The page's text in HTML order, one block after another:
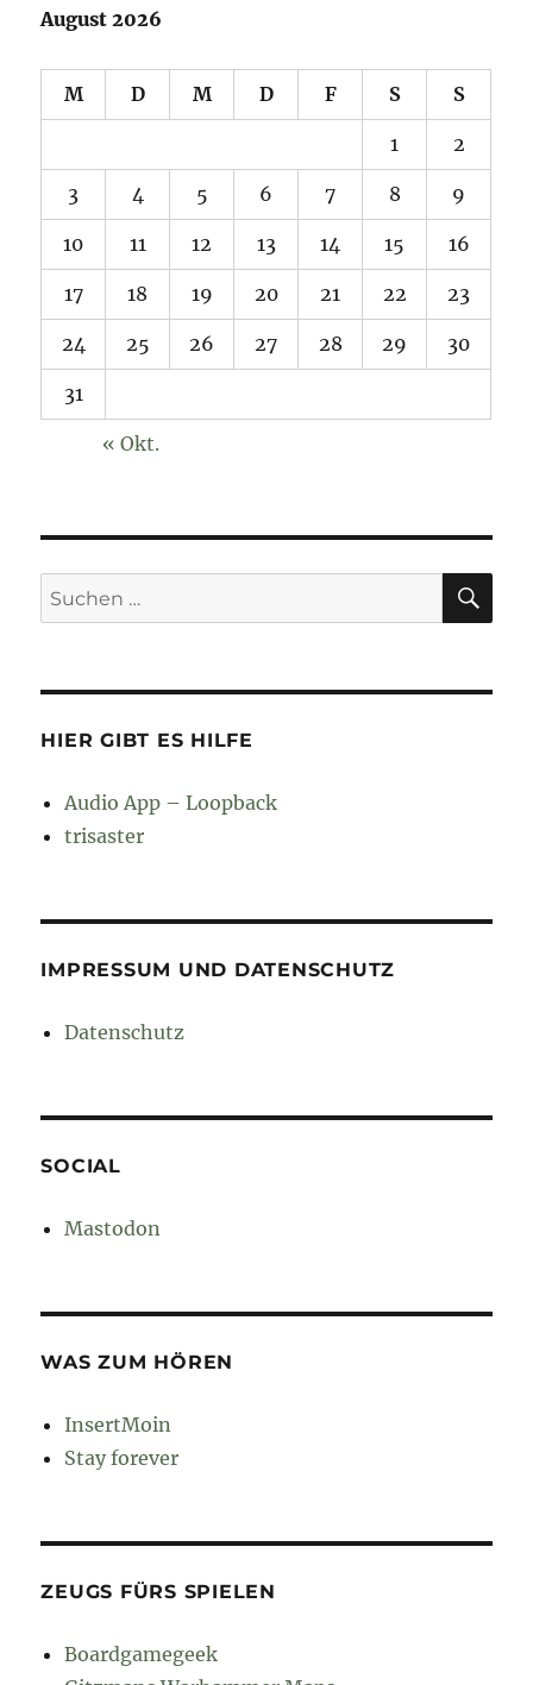
August 2026
M D M D F S S
1 2
3 4 5 6 7 8 9
10 11 12 13 14 15 16
17 18 19 20 21 22 23
24 25 26 27 28 29 30
31
« Okt.
Suchen
nach:
HIER GIBT ES HILFE
Audio App – Loopback
trisaster
IMPRESSUM UND DATENSCHUTZ
Datenschutz
SOCIAL
Mastodon
WAS ZUM HÖREN
InsertMoin
Stay forever
ZEUGS FÜRS SPIELEN
Boardgamegeek